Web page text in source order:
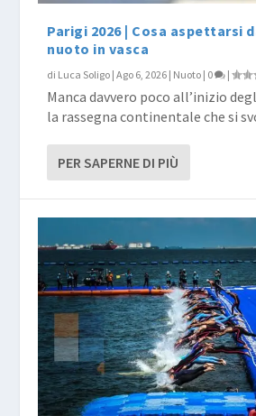
Parigi 2026 | Cosa aspettarsi
nuoto in vasca
di Luca Soligo |Ago 6, 2026 | Nuoto | 0 |
Manca davvero poco all’inizio
la rassegna continentale che si
PER SAPERNE DI PIÙ